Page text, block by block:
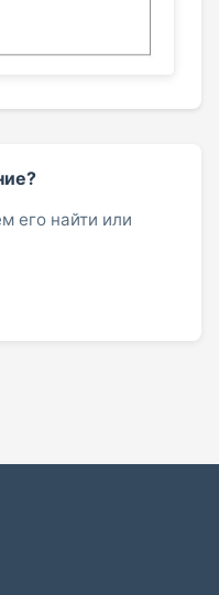
его найти или